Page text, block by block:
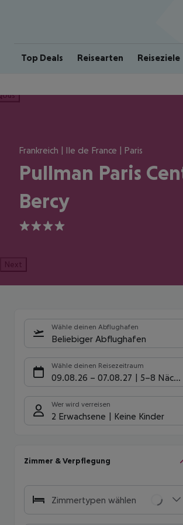
Top Deals Reisearten Reiseziele
Frankreich | Ile de France | Paris
Pullman Paris
Bercy
4
Next
Wähle deinen Abflughafen
Beliebiger Abflughafen
Wähle deinen Reisezeitraum
09.08.26 – 07.08.27 5-8 Nächte
Wer wird verreisen
2 Erwachsene Keine Kinder
Zimmer & Verpflegung
Zimmertypen wählen